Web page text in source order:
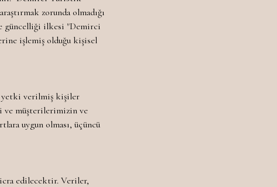
zorunda olmadığı
güncelliği ilkesi "Demirci
işlemiş olduğu kişisel
yetki verilmiş kişiler
ve müşterilerimizin ve
uygun olması, üçüncü
edilecektir. Veriler,